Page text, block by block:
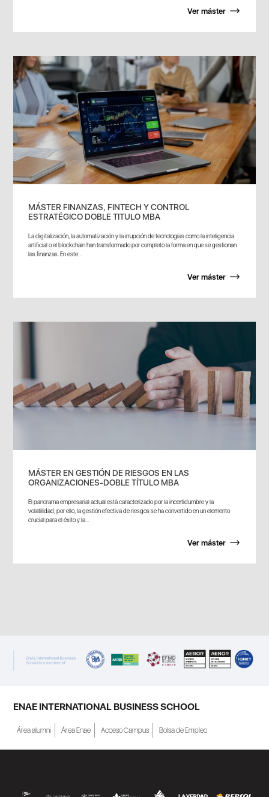
Ver máster
MÁSTER FINANZAS, FINTECH Y CONTROL
ESTRATÉGICO DOBLE TITULO MBA
La digitalización, la automatización y la irrupción de tecnologías como la inteligencia
artificial o el blockchain han transformado por completo la forma en que se gestionan
las finanzas. En este...
Ver máster
MÁSTER EN GESTIÓN DE RIESGOS EN LAS
ORGANIZACIONES-DOBLE TÍTULO MBA
El panorama empresarial actual está caracterizado por la incertidumbre y la
volatilidad, por ello, la gestión efectiva de riesgos se ha convertido en un elemento
crucial para el éxito y la...
Ver máster
ENAE INTERNATIONAL BUSINESS SCHOOL
Área alumni Área Enae Acceso Campus Bolsa de Empleo